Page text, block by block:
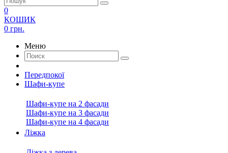
0
КОШИК
0 грн.
Меню
Передпокої
Шафи-купе
Шафи-купе на 2 фасади
Шафи-купе на 3 фасади
Шафи-купе на 4 фасади
Ліжка